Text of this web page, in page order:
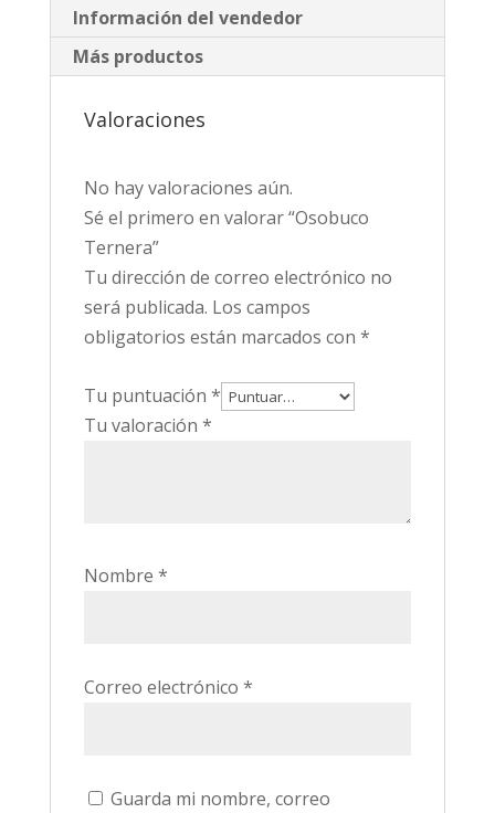
Información del vendedor
Más productos
Valoraciones
No hay valoraciones aún.
Sé el primero en valorar “Osobuco
Ternera”
Tu dirección de correo electrónico no
será publicada. Los campos
obligatorios están marcados con *
Tu puntuación *
Tu valoración *
Nombre *
Correo electrónico *
Guarda mi nombre, correo